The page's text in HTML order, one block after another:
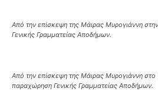
Από την επίσκεψη της Μάιρας Μυρογιάννη
Γενικής Γραμματείας Αποδήμων.
Από την επίσκεψη της Μάιρας Μυρογιάννη
παραχώρηση Γενικής Γραμματείας Αποδήμων.